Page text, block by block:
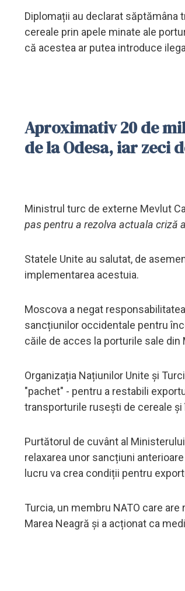
Diplomații au declarat săptămâna
cereale prin apele minate ale
că acestea ar putea introduce
Aproximativ 20 de
de la Odesa, iar zeci
Ministrul turc de externe Mevlut
pas pentru a rezolva actuala criză
Statele Unite au salutat, de
implementarea acestuia.
Moscova a negat
sancțiunilor occidentale pentru
căile de acces la porturile sale din
Organizația Națiunilor Unite și
"pachet" - pentru a restabili
transporturile rusești de cereale
Purtătorul de cuvânt al
relaxarea unor sancțiuni
lucru va crea condiții pentru
Turcia, un membru NATO care
Marea Neagră și a acționat ca